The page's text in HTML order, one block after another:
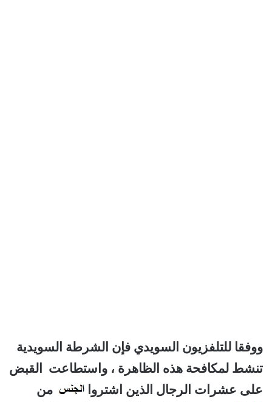
ووفقا للتلفزيون السويدي فإن الشرطة السويدية
تنشط لمكافحة هذه الظاهرة ، واستطاعت القبض
على عشرات الرجال الذين اشتروا
من